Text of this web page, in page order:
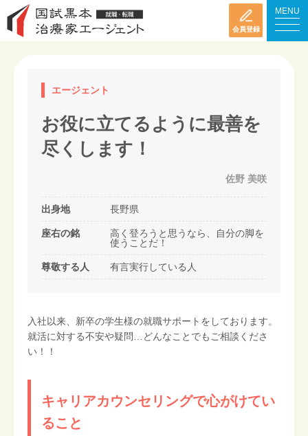
会員登録
MENU
エージェント
お役に立てるように最善を
尽くします！
佐野 美咲
出身地 長野県
座右の銘
高く登ろうと思うなら、自分の脚を
使うことだ！
尊敬する人 有言実行している人
入社以来、新卒の学生様の就職サポートをしております。
就活に対する不安や疑問…どんなことでもご相談くださ
い！！
キャリアカウンセリングで心がけてい
ること